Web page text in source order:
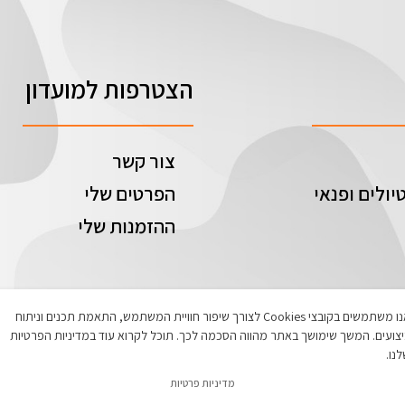
אנו משתמשים בקובצי Cookies לצורך שיפור חוויית המשתמש, התאמת תכנים וניתוח
המשך שימושך באתר מהווה הסכמה לכך. תוכל לקרוא עוד במדיניות הפרטיות
מדיניות פרטיות
ופנאי
הצטרפות למועדון
צור קשר
הפרטים שלי
ההזמנות שלי